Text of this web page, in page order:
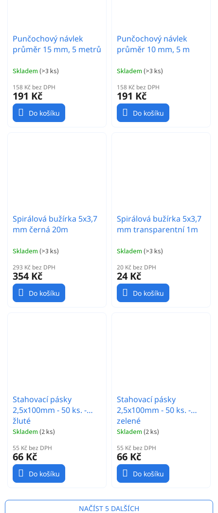
Punčochový návlek
průměr 15 mm, 5 metrů
Skladem (>3 ks)
158 Kč bez DPH
191 Kč
Do košíku
Punčochový návlek
průměr 10 mm, 5 m
Skladem (>3 ks)
158 Kč bez DPH
191 Kč
Do košíku
Spirálová bužírka 5x3,7
mm černá 20m
Skladem (>3 ks)
293 Kč bez DPH
354 Kč
Do košíku
Spirálová bužírka 5x3,7
mm transparentní 1m
Skladem (>3 ks)
20 Kč bez DPH
24 Kč
Do košíku
Stahovací pásky
2,5x100mm - 50 ks. -
žluté
Skladem (2 ks)
55 Kč bez DPH
66 Kč
Do košíku
Stahovací pásky
2,5x100mm - 50 ks. -
zelené
Skladem (2 ks)
55 Kč bez DPH
66 Kč
Do košíku
NAČÍST 5 DALŠÍCH